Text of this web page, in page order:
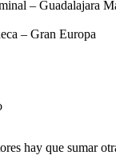
– Guadalajara
– Gran Europa
hay que sumar